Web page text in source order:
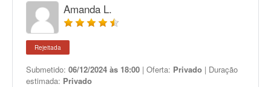
Amanda L.
Rejeitada
Submetido: 06/12/2024 às 18:00 | Oferta: Privado | Duração
estimada: Privado